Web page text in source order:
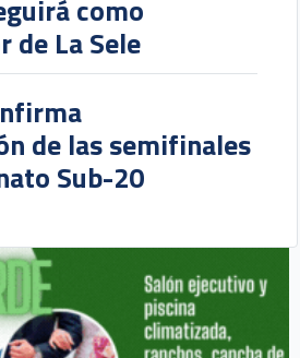
como
de La Sele
de las semifinales
Sub-20